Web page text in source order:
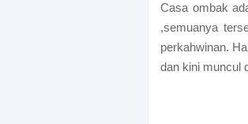
Casa ombak
,semuanya
perkahwinan.
dan kini muncul